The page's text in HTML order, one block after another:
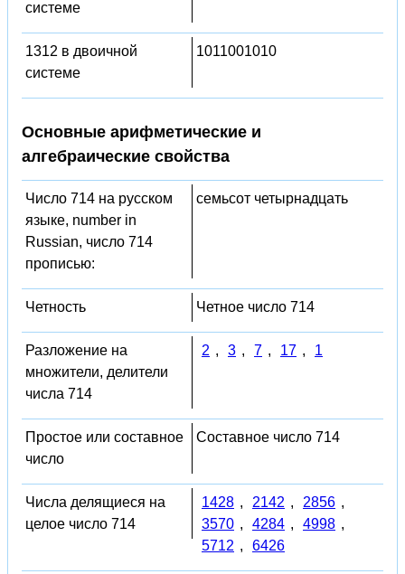
системе
1312 в двоичной
системе
1011001010
Основные арифметические и
алгебраические свойства
Число 714 на русском
языке, number in
Russian, число 714
прописью:
семьсот четырнадцать
Четность Четное число 714
Разложение на
множители, делители
числа 714
2 , 3 , 7 , 17 , 1
Простое или составное
число
Составное число 714
Числа делящиеся на
целое число 714
1428 , 2142 , 2856 ,
3570 , 4284 , 4998 ,
5712 , 6426